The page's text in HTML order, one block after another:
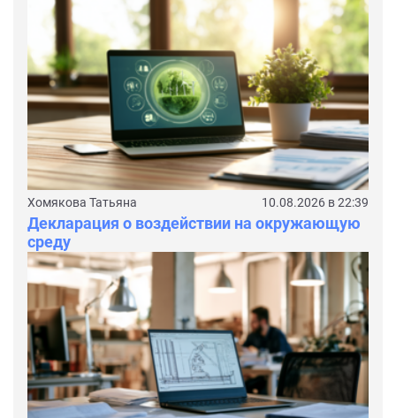
Хомякова Татьяна 10.08.2026 в 22:39
Декларация о воздействии на окружающую
среду